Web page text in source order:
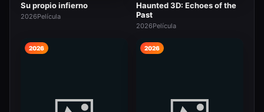
Su propio infierno
2026Película
Haunted 3D: Echoes of the
Past
2026Película
2026 2026